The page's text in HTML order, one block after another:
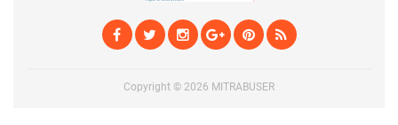
Copyright © 2026 MITRABUSER